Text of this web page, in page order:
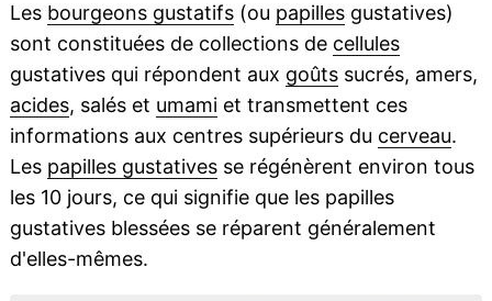
Les bourgeons gustatifs(ou papillesgustatives)
sont constituées de collections de cellules
gustatives qui répondent aux goûtssucrés, amers,
acides, salés et umamiet transmettent ces
informations aux centres supérieurs du cerveau.
Les papilles gustativesse régénèrent environ tous
les 10 jours, ce qui signifie que les papilles
gustatives blessées se réparent généralement
d'elles-mêmes.